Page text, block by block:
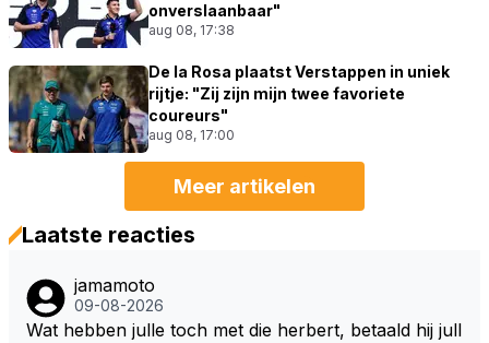
onverslaanbaar"
aug 08, 17:38
De la Rosa plaatst Verstappen in uniek
rijtje: "Zij zijn mijn twee favoriete
coureurs"
aug 08, 17:00
Meer artikelen
Laatste reacties
jamamoto
09-08-2026
Wat hebben julle toch met die herbert, betaald hij jull